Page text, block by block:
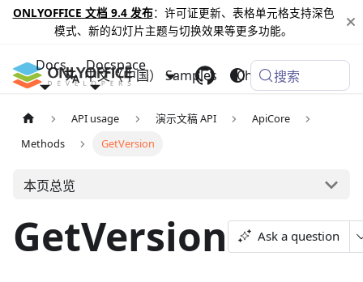
ONLYOFFICE 文档 9.4 发布：许可证更新、表格单元格支持深色
模式、新的幻灯片主题与切换效果等更多功能。
Docs Docspace
Samples Changelog
中文（中国） 搜索
API usage 演示文稿 API
ApiCore
Methods
GetVersion
本页总览
GetVersion Ask a question